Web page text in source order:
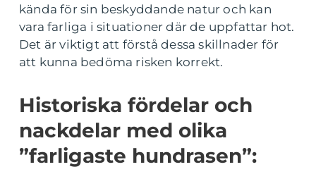
kända för sin beskyddande natur och kan
vara farliga i situationer där de uppfattar hot.
Det är viktigt att förstå dessa skillnader för
att kunna bedöma risken korrekt.
Historiska fördelar och
nackdelar med olika
”farligaste hundrasen”: